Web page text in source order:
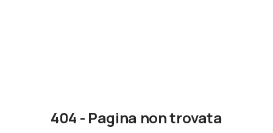
404 - Pagina non trovata